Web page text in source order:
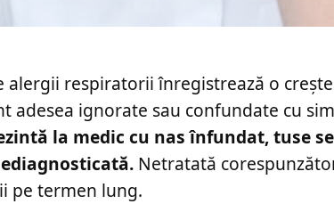
alergii respiratorii înregistrează o
adesea ignorate sau confundate cu
la medic cu nas înfundat, tuse
Netratată
pe termen lung.